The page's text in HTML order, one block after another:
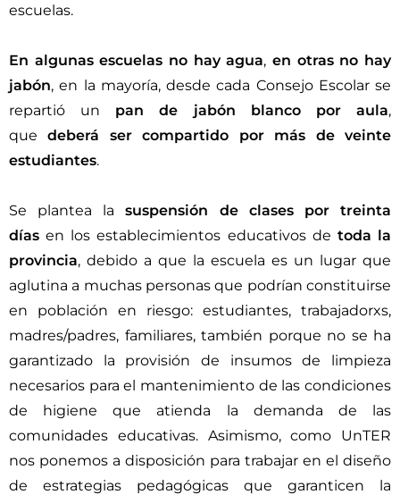
escuelas.
En algunas escuelas no hay agua, en otras no hay
jabón, en la mayoría, desde cada Consejo Escolar se
repartió un pan de jabón blanco por aula,
quedeberá ser
compartido por más de veinte
estudiantes.
Se plantea lasuspensión de clases por treinta
días en los establecimientos educativos de toda la
provincia, debido a que la escuela es un lugar que
aglutina a muchas personas que podrían constituirse
en población en riesgo: estudiantes, trabajadorxs,
madres/padres, familiares, también porque no se ha
garantizado la provisión de insumos de limpieza
necesarios para el mantenimiento de las condiciones
de higiene que atienda la demanda de las
comunidades educativas. Asimismo, como UnTER
nos ponemos a disposición para trabajar en el diseño
de estrategias pedagógicas que garanticen la